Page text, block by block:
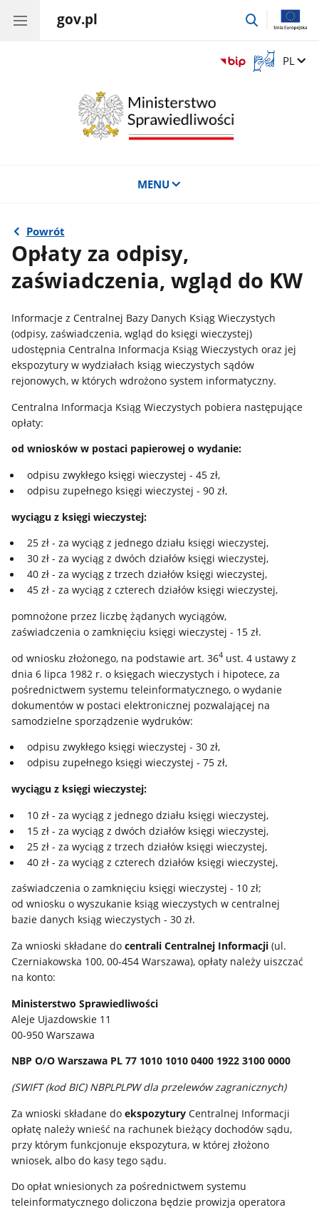
gov.pl
przejdź
Otwórz
okno
Zmień
PL
MENU
Powrót
Opłaty za odpisy,
zaświadczenia, wgląd do KW
Informacje z Centralnej Bazy Danych Ksiąg Wieczystych
(odpisy, zaświadczenia, wgląd do księgi wieczystej)
udostępnia Centralna Informacja Ksiąg Wieczystych oraz jej
ekspozytury w wydziałach ksiąg wieczystych sądów
rejonowych, w których wdrożono system informatyczny.
Centralna Informacja Ksiąg Wieczystych pobiera następujące
opłaty:
od wniosków w postaci papierowej o wydanie:
odpisu zwykłego księgi wieczystej - 45 zł,
odpisu zupełnego księgi wieczystej - 90 zł,
wyciągu z księgi wieczystej:
25 zł - za wyciąg z jednego działu księgi wieczystej,
30 zł - za wyciąg z dwóch działów księgi wieczystej,
40 zł - za wyciąg z trzech działów księgi wieczystej,
45 zł - za wyciąg z czterech działów księgi wieczystej,
pomnożone przez liczbę żądanych wyciągów,
zaświadczenia o zamknięciu księgi wieczystej - 15 zł.
od wniosku złożonego, na podstawie art. 364 ust. 4 ustawy z
dnia 6 lipca 1982 r. o księgach wieczystych i hipotece, za
pośrednictwem systemu teleinformatycznego, o wydanie
dokumentów w postaci elektronicznej pozwalającej na
samodzielne sporządzenie wydruków:
odpisu zwykłego księgi wieczystej - 30 zł,
odpisu zupełnego księgi wieczystej - 75 zł,
wyciągu z księgi wieczystej:
10 zł - za wyciąg z jednego działu księgi wieczystej,
15 zł - za wyciąg z dwóch działów księgi wieczystej,
25 zł - za wyciąg z trzech działów księgi wieczystej,
40 zł - za wyciąg z czterech działów księgi wieczystej,
zaświadczenia o zamknięciu księgi wieczystej - 10 zł;
od wniosku o wyszukanie ksiąg wieczystych w centralnej
bazie danych ksiąg wieczystych - 30 zł.
Za wnioski składane docentrali Centralnej Informacji (ul.
Czerniakowska 100, 00-454 Warszawa), opłaty należy uiszczać
na konto:
Ministerstwo Sprawiedliwości
Aleje Ujazdowskie 11
00-950 Warszawa
NBP O/O Warszawa PL 77 1010 1010 0400 1922 3100 0000
(SWIFT (kod BIC) NBPLPLPW dla przelewów zagranicznych)
Za wnioski składane doekspozytury Centralnej Informacji
opłatę należy wnieść na rachunek bieżący dochodów sądu,
przy którym funkcjonuje ekspozytura, w której złożono
wniosek, albo do kasy tego sądu.
Do opłat wniesionych za pośrednictwem systemu
teleinformatycznego doliczona będzie prowizja operatora